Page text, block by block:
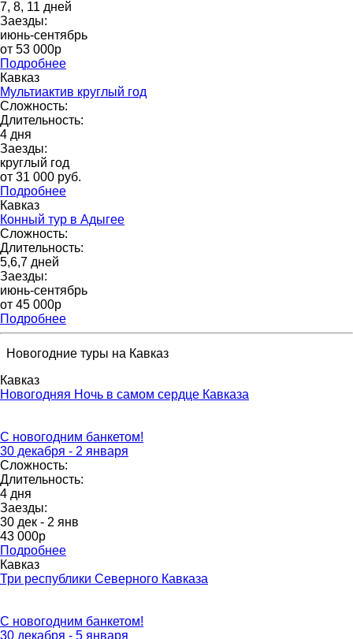
7, 8, 11 дней
Заезды:
июнь-сентябрь
от 53 000p
Подробнее
Кавказ
Мультиактив круглый год
Сложность:
Длительность:
4 дня
Заезды:
круглый год
от 31 000 pуб.
Подробнее
Кавказ
Конный тур в Адыгее
Сложность:
Длительность:
5,6,7 дней
Заезды:
июнь-сентябрь
от 45 000p
Подробнее
Новогодние туры на Кавказ
Кавказ
Новогодняя Ночь в самом сердце Кавказа
С новогодним банкетом!
30 декабря - 2 января
Сложность:
Длительность:
4 дня
Заезды:
30 дек - 2 янв
43 000p
Подробнее
Кавказ
Три республики Северного Кавказа
С новогодним банкетом!
30 декабря - 5 января